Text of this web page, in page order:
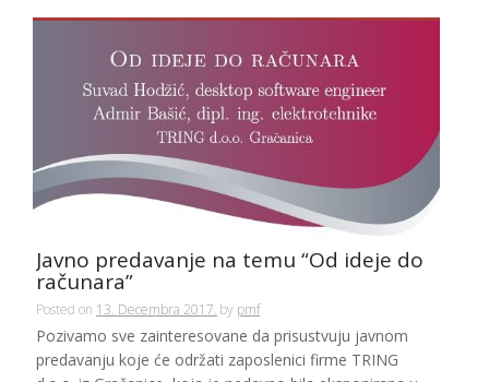
Javno predavanje na temu “Od ideje do
računara”
Posted on 13. Decembra 2017. by pmf
Pozivamo sve zainteresovane da prisustvuju javnom
predavanju koje će održati zaposlenici firme TRING